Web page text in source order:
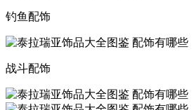
钓鱼配饰
战斗配饰